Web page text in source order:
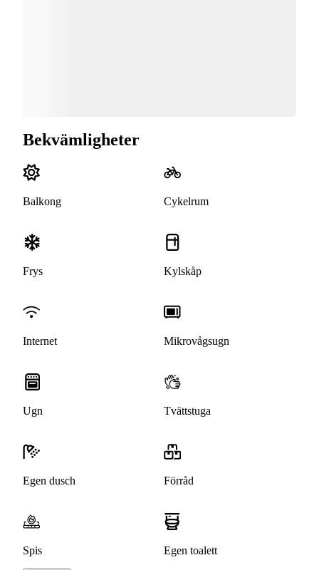
Bekvämligheter
Balkong Cykelrum
Frys Kylskåp
Internet Mikrovågsugn
Ugn Tvättstuga
Egen dusch Förråd
Spis Egen toalett